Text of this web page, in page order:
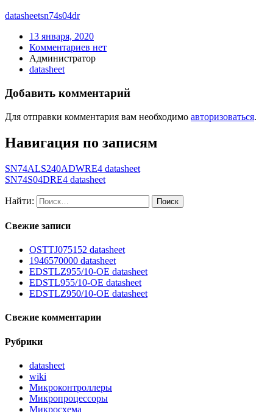
datasheetsn74s04dr
13 января, 2020
Комментариев нет
Администратор
datasheet
Добавить комментарий
Для отправки комментария вам необходимо авторизоваться.
Навигация по записям
SN74ALS240ADWRE4 datasheet
SN74S04DRE4 datasheet
Найти:
Свежие записи
OSTTJ075152 datasheet
1946570000 datasheet
EDSTLZ955/10-OE datasheet
EDSTL955/10-OE datasheet
EDSTLZ950/10-OE datasheet
Свежие комментарии
Рубрики
datasheet
wiki
Микроконтроллеры
Микропроцессоры
Микросхема